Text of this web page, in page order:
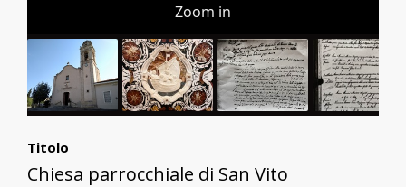
Zoom in
Titolo
Chiesa parrocchiale di San Vito